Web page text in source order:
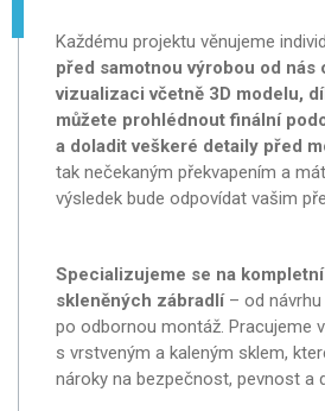
Každému projektu věnujeme
před samotnou výrobou od nás
vizualizaci včetně 3D modelu,
můžete prohlédnout finální
a doladit veškeré detaily před
tak nečekaným překvapením a
výsledek bude odpovídat vašim
Specializujeme se na
skleněných zábradlí– od návrhu
po odbornou montáž. Pracujeme
s vrstveným a kaleným sklem,
nároky na bezpečnost, pevnost a